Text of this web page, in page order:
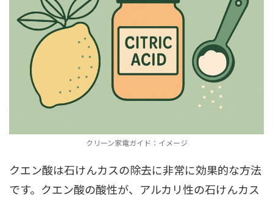
クリーン家電ガイド：イメージ
クエン酸は石けんカスの除去に非常に効果的な方法
です。クエン酸の酸性が、アルカリ性の石けんカス